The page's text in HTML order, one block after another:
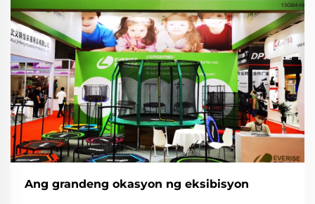
Ang grandeng okasyon ng eksibisyon